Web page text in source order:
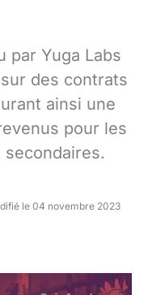
par Yuga Labs
des contrats
ainsi une
pour les
le 04 novembre 2023